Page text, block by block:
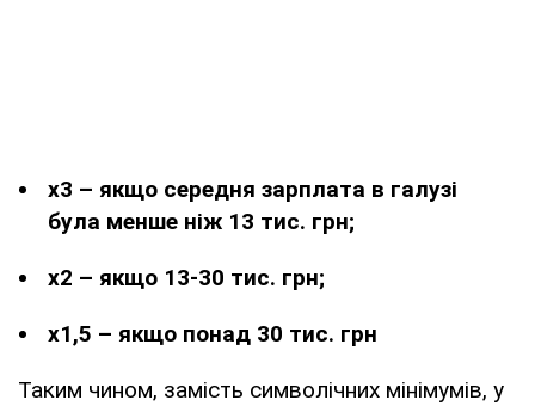
х3 – якщо середня зарплата в галузі
була менше ніж 13 тис. грн;
х2 – якщо 13-30 тис. грн;
х1,5 – якщо понад 30 тис. грн
Таким чином, замість символічних мінімумів, у